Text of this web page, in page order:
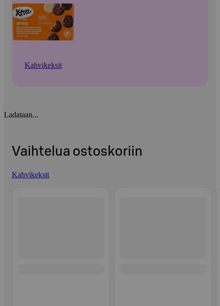
Kahvikeksit
Ladataan...
Vaihtelua ostoskoriin
Kahvikeksit